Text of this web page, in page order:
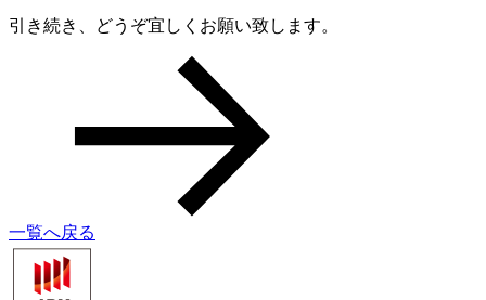
引き続き、どうぞ宜しくお願い致します。
一覧へ戻る